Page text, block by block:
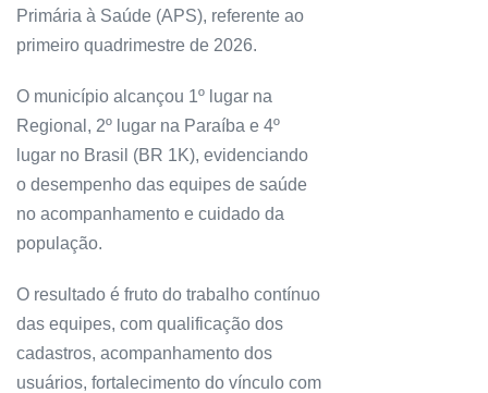
Primária à Saúde (APS), referente ao
primeiro quadrimestre de 2026.
O município alcançou 1º lugar na
Regional, 2º lugar na Paraíba e 4º
lugar no Brasil (BR 1K), evidenciando
o desempenho das equipes de saúde
no acompanhamento e cuidado da
população.
O resultado é fruto do trabalho contínuo
das equipes, com qualificação dos
cadastros, acompanhamento dos
usuários, fortalecimento do vínculo com